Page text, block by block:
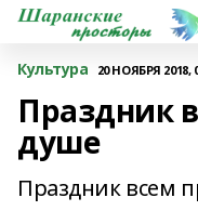
Культура 20 НОЯБРЯ 2018,
Праздник
душе
Праздник всем